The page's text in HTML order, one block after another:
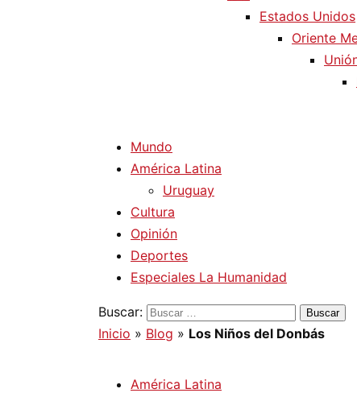
Estados Unidos
Oriente
Mundo
América Latina
Uruguay
Cultura
Opinión
Deportes
Especiales La Humanidad
Buscar:
Inicio » Blog » Los Niños del Donbás
América Latina